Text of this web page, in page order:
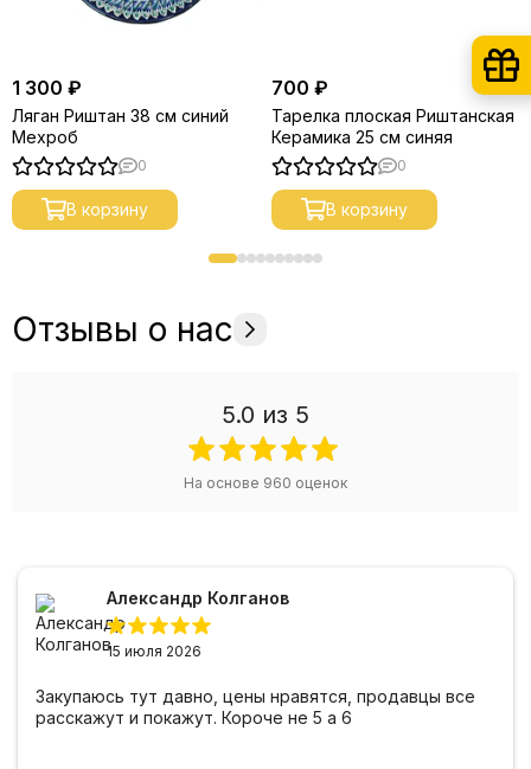
1 300 ₽
Ляган Риштан 38 см синий
Мехроб
0
В корзину
700 ₽
Тарелка плоская Риштанская
Керамика 25 см синяя
0
В корзину
Отзывы о нас
5.0 из 5
На основе 960 оценок
Александр Колганов
15 июля 2026
Закупаюсь тут давно, цены нравятся, продавцы все
расскажут и покажут. Короче не 5 а 6